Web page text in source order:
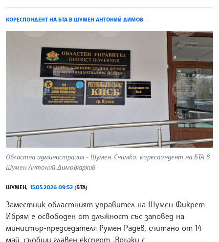
КОРЕСПОНДЕНТ НА БТА В ШУМЕН АНТОНИЙ ДИМОВ
Областна администрация - Шумен. Снимка: кореспондент на БТА в
Шумен Антоний Димов/архив
ШУМЕН, 15.05.2026 09:52 (БТА)
Заместник областният управител на Шумен Фикрет
Ибрям е освободен от длъжност със заповед на
министър-председателя Румен Радев, считано от 14
май, съобщи главен експерт „Връзки с